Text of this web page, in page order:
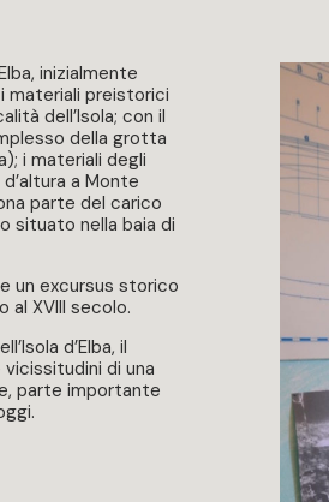
inizialmente
materiali preistorici
dell’Isola; con il
della grotta
i materiali degli
a Monte
parte del carico
situato nella baia di
un excursus storico
XVIII secolo.
d’Elba, il
di una
parte importante